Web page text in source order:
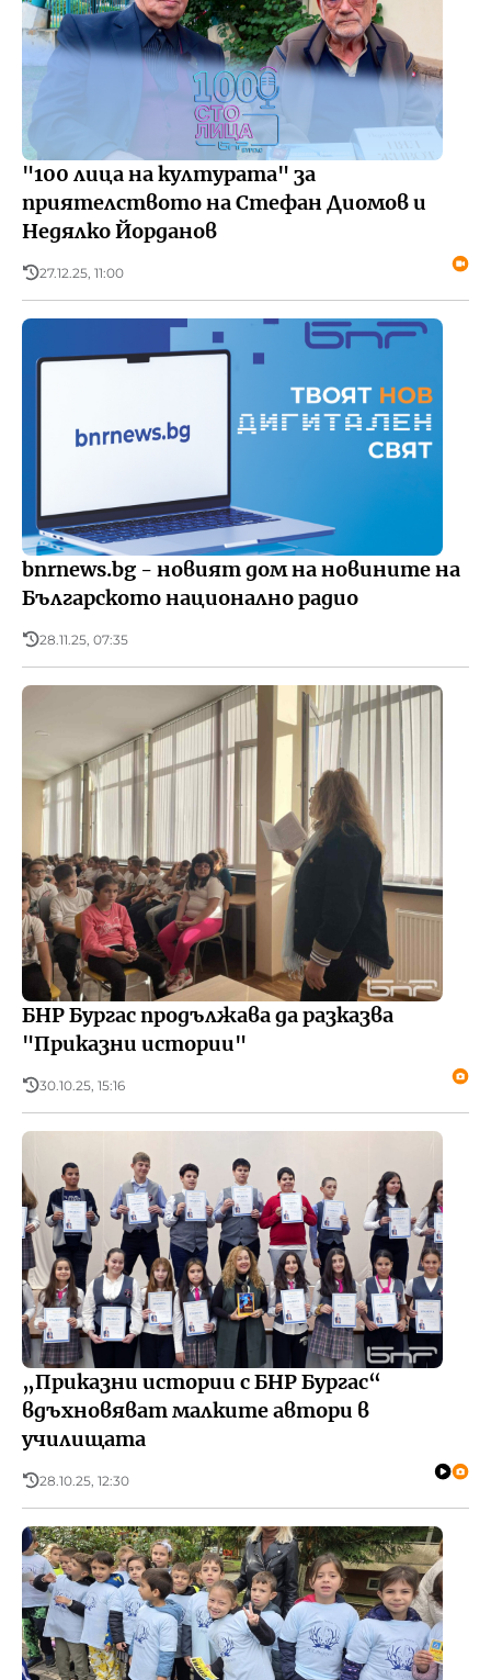
"100 лица на културата" за
приятелството на Стефан Диомов и
Недялко Йорданов
27.12.25, 11:00
bnrnews.bg - новият дом на новините на
Българското национално радио
28.11.25, 07:35
БНР Бургас продължава да разказва
"Приказни истории"
30.10.25, 15:16
„Приказни истории с БНР Бургас“
вдъхновяват малките автори в
училищата
28.10.25, 12:30